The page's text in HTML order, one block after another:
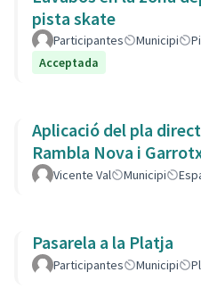
pista skate
Participantes Municipi
Acceptada
Aplicació del pla
Rambla Nova i
Vicente Val Municipi
Pasarela a la Platja
Participantes Municipi